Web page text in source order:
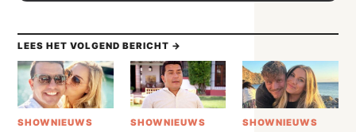
LEES HET VOLGEND BERICHT →
SHOWNIEUWS SHOWNIEUWS SHOWNIEUWS